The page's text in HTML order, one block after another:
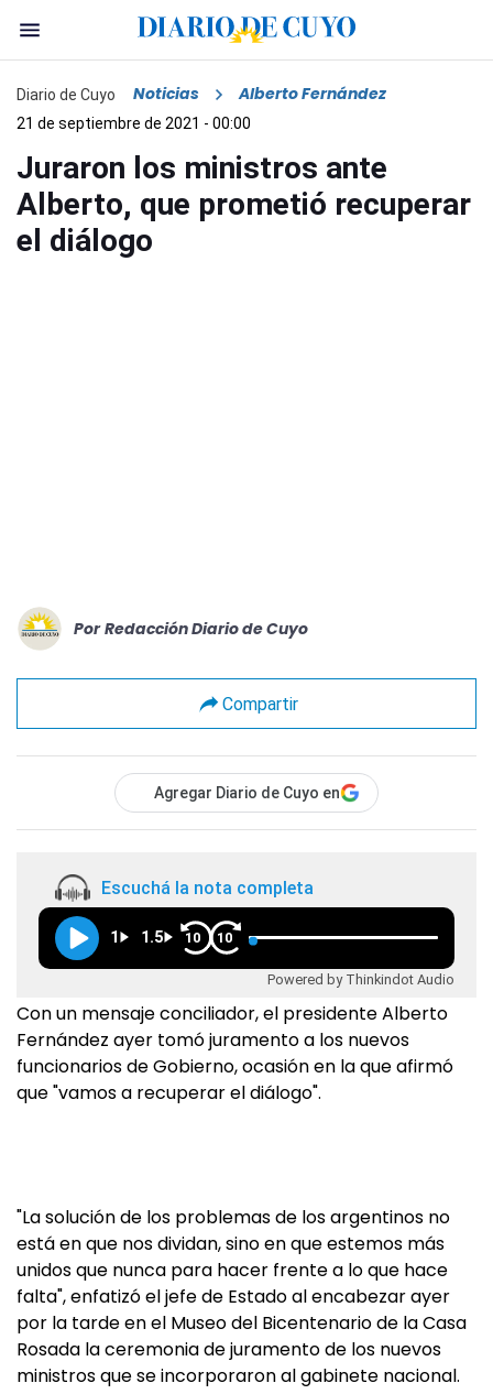
Diario de Cuyo Noticias Alberto Fernández
21 de septiembre de 2021 - 00:00
Juraron los ministros ante
Alberto, que prometió recuperar
el diálogo
Por Redacción Diario de Cuyo
Compartir
Agregar Diario de Cuyo en
Escuchá la nota completa
1 1.5 10 10
Powered by Thinkindot Audio
Con un mensaje conciliador, el presidente Alberto
Fernández ayer tomó juramento a los nuevos
funcionarios de Gobierno, ocasión en la que afirmó
que "vamos a recuperar el diálogo".
"La solución de los problemas de los argentinos no
está en que nos dividan, sino en que estemos más
unidos que nunca para hacer frente a lo que hace
falta", enfatizó el jefe de Estado al encabezar ayer
por la tarde en el Museo del Bicentenario de la Casa
Rosada la ceremonia de juramento de los nuevos
ministros que se incorporaron al gabinete nacional.